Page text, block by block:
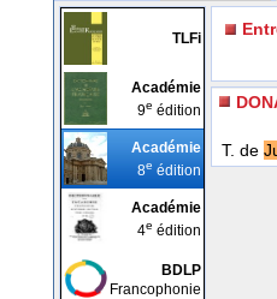
TLFi
Académie
9e édition
Académie
8e édition
Académie
4e édition
BDLP
Francophonie
T. de